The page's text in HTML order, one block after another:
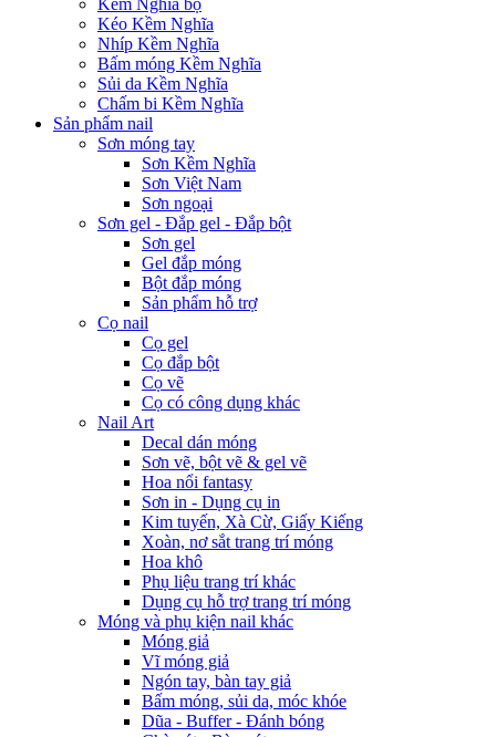
Kềm Nghĩa bộ
Kéo Kềm Nghĩa
Nhíp Kềm Nghĩa
Bấm móng Kềm Nghĩa
Sủi da Kềm Nghĩa
Chấm bi Kềm Nghĩa
Sản phẩm nail
Sơn móng tay
Sơn Kềm Nghĩa
Sơn Việt Nam
Sơn ngoại
Sơn gel - Đắp gel - Đắp bột
Sơn gel
Gel đắp móng
Bột đắp móng
Sản phẩm hỗ trợ
Cọ nail
Cọ gel
Cọ đắp bột
Cọ vẽ
Cọ có công dụng khác
Nail Art
Decal dán móng
Sơn vẽ, bột vẽ & gel vẽ
Hoa nổi fantasy
Sơn in - Dụng cụ in
Kim tuyến, Xà Cừ, Giấy Kiếng
Xoàn, nơ sắt trang trí móng
Hoa khô
Phụ liệu trang trí khác
Dụng cụ hỗ trợ trang trí móng
Móng và phụ kiện nail khác
Móng giả
Vĩ móng giả
Ngón tay, bàn tay giả
Bấm móng, sủi da, móc khóe
Dũa - Buffer - Đánh bóng